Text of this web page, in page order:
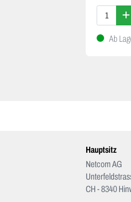
Ab
Hauptsitz
Netcom AG
CH - 8340